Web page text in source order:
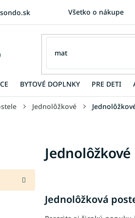
Všetko o nákupe
BYTOVÉ DOPLNKY PRE DETI
Jednolôžkové
Jednolôžková